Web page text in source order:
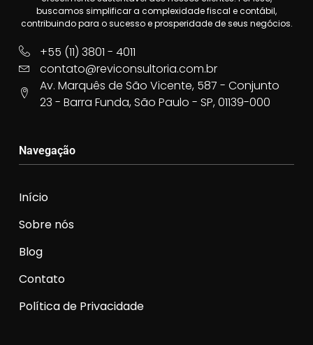
buscamos simplificar a complexidade fiscal e contábil,
contribuindo para o sucesso e prosperidade de seus negócios.
+55 (11) 3801 - 4011
contato@reviconsultoria.com.br
Av. Marquês de São Vicente, 587 - Conjunto
23 - Barra Funda, São Paulo - SP, 01139-000
Navegação
Início
Sobre nós
Blog
Contato
Política de Privacidade